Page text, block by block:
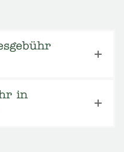
in